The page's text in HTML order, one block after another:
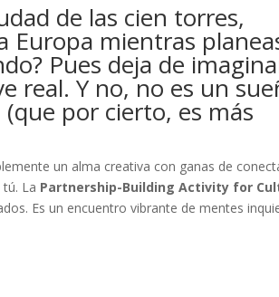
de las cien torres,
Europa mientras
Pues deja de
real. Y no, no es un
por cierto, es más
un alma creativa con ganas de
La Partnership-Building Activity for
Es un encuentro vibrante de mentes